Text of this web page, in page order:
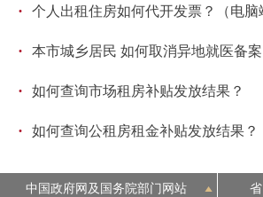
· 个人出租住房如何代开发票？（电脑
· 本市城乡居民 如何取消异地就医备案
· 如何查询市场租房补贴发放结果？
· 如何查询公租房租金补贴发放结果？
中国政府网及国务院部门网站